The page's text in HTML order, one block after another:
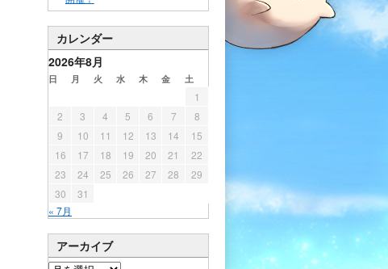
カレンダー
2026年8月
日 月 火 水 木 金 土
« 7月
1
2
3 4 5 6 7
8
9
10 11 12 13 14
15
16
17 18 19 20 21
22
23
24 25 26 27 28
29
30
31
アーカイブ